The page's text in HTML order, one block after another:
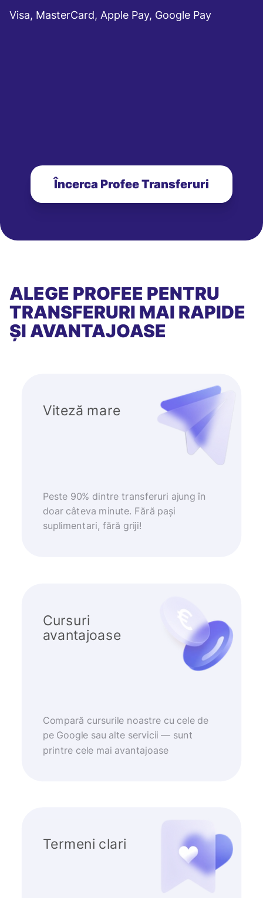
Visa, MasterCard, Apple Pay, Google Pay
Încerca Profee Transferuri
ALEGE PROFEE PENTRU
TRANSFERURI MAI RAPIDE
ȘI AVANTAJOASE
Viteză mare
Peste 90% dintre transferuri ajung în
doar câteva minute. Fără pași
suplimentari, fără griji!
Cursuri
avantajoase
Compară cursurile noastre cu cele de
pe Google sau alte servicii — sunt
printre cele mai avantajoase
Termeni clari